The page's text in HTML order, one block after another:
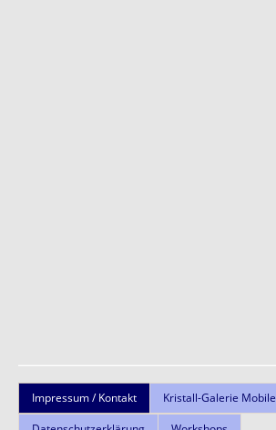
Impressum / Kontakt Kristall-Galerie Mobile